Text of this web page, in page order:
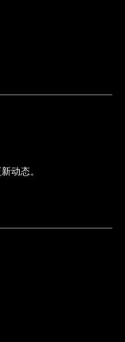
动态。